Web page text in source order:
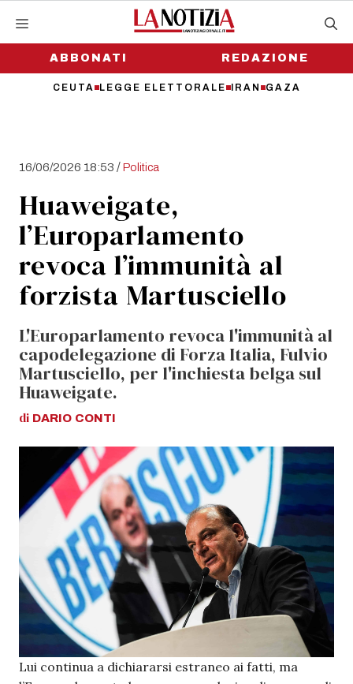
contenutoABBONATI
CEUTA LEGGE ELETTORALE IRAN GAZA
REDAZIONE
16/06/2026 18:53 /Politica
Huaweigate,
l’Europarlamento
revoca l’immunità al
forzista Martusciello
L'Europarlamento revoca l'immunità al
capodelegazione di Forza Italia, Fulvio
Martusciello, per l'inchiesta belga sul
Huaweigate.
di DARIO CONTI
Lui continua a dichiararsi estraneo ai fatti, ma